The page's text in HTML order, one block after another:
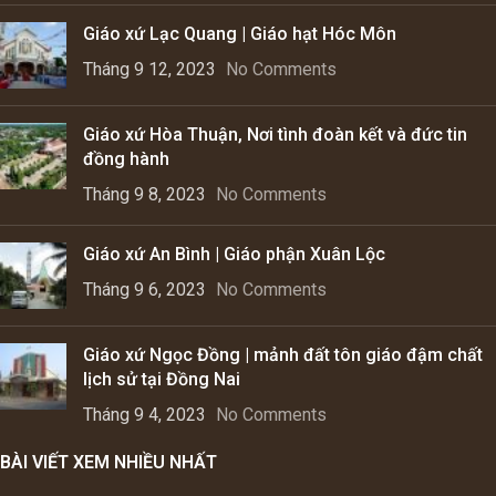
Giáo xứ Lạc Quang | Giáo hạt Hóc Môn
Tháng 9 12, 2023
No Comments
Giáo xứ Hòa Thuận, Nơi tình đoàn kết và đức tin
đồng hành
Tháng 9 8, 2023
No Comments
Giáo xứ An Bình | Giáo phận Xuân Lộc
Tháng 9 6, 2023
No Comments
Giáo xứ Ngọc Đồng | mảnh đất tôn giáo đậm chất
lịch sử tại Đồng Nai
Tháng 9 4, 2023
No Comments
BÀI VIẾT XEM NHIỀU NHẤT